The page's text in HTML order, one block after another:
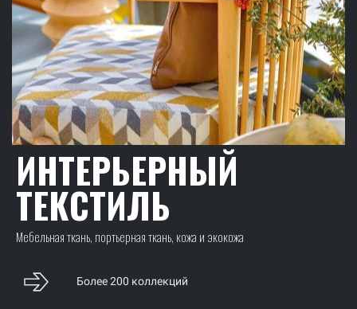
ИНТЕРЬЕРНЫЙ
ТЕКСТИЛЬ
Мебельная ткань, портьерная ткань, кожа и экокожа
Более 200 коллекций